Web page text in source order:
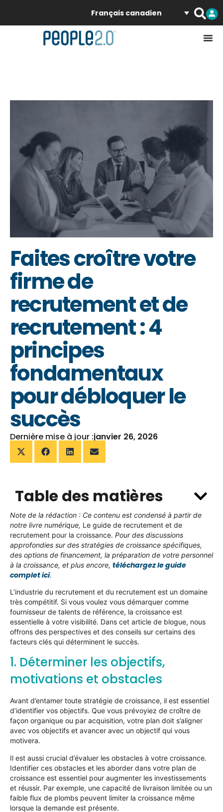
Français canadien
Faites croître votre
firme de
recrutement et de
recrutement : 4
principes
fondamentaux
pour débloquer le
succès
Dernière mise à jour :janvier 26, 2026
Table des matières
Note de la rédaction : Ce contenu est condensé à partir de
notre livre numérique, Le guide de recrutement et de
recrutement pour la croissance. Pour des discussions
approfondies sur des stratégies de croissance spécifiques,
des options de financement, la préparation de votre personnel
à la croissance, et plus encore, téléchargez le guide
complet ici.
L’industrie du recrutement et du recrutement est un domaine
très compétitif. Si vous voulez vous démarquer comme
fournisseur de talents de référence, la croissance est
essentielle à votre visibilité. Dans cet article de blogue, nous
offrons des perspectives et des conseils sur certains des
facteurs clés qui déterminent le succès.
1. Déterminer les objectifs,
motivations et obstacles
Avant d’entamer toute stratégie de croissance, il est essentiel
d’identifier vos objectifs. Que vous prévoyiez de croître de
façon organique ou par acquisition, votre plan doit s’aligner
avec vos objectifs et avancer avec un objectif qui vous
motivera.
Il est aussi crucial d’évaluer les obstacles à votre croissance.
Identifier ces obstacles et les aborder dans votre plan de
croissance est essentiel pour augmenter les investissements
et réussir. Par exemple, une capacité de livraison limitée ou un
faible flux de plombs peuvent limiter la croissance même
lorsque la demande est présente.